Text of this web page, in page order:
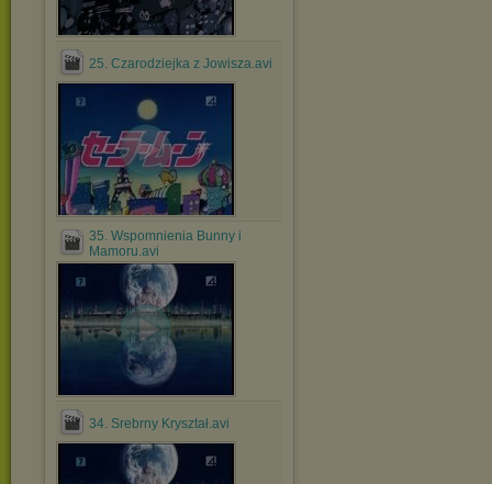
25. Czarodziejka z Jowisza.avi
35. Wspomnienia Bunny i
Mamoru.avi
34. Srebrny Kryształ.avi